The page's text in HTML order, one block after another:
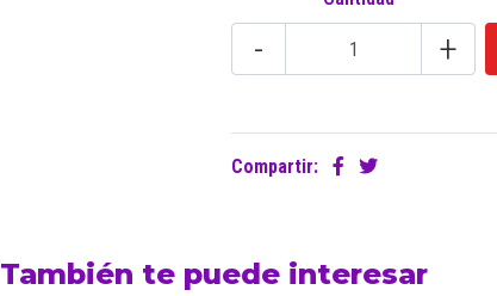
- +
Compartir:
También te puede interesar